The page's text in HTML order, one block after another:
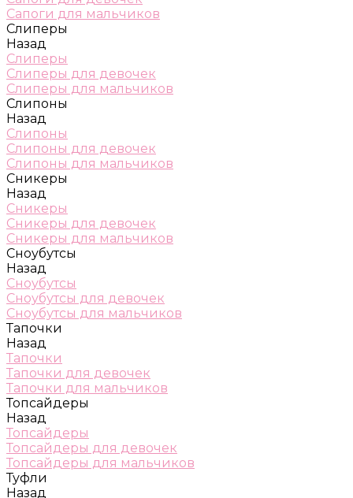
Сапоги для мальчиков
Слиперы
Назад
Слиперы
Слиперы для девочек
Слиперы для мальчиков
Слипоны
Назад
Слипоны
Слипоны для девочек
Слипоны для мальчиков
Сникеры
Назад
Сникеры
Сникеры для девочек
Сникеры для мальчиков
Сноубутсы
Назад
Сноубутсы
Сноубутсы для девочек
Сноубутсы для мальчиков
Тапочки
Назад
Тапочки
Тапочки для девочек
Тапочки для мальчиков
Топсайдеры
Назад
Топсайдеры
Топсайдеры для девочек
Топсайдеры для мальчиков
Туфли
Назад